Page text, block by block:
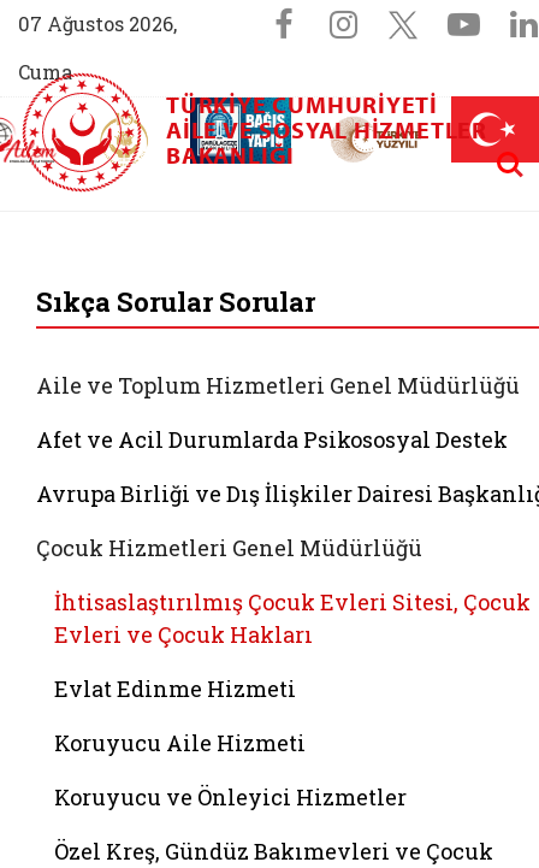
07 Ağustos 2026,
Cuma
Sosyal
Facebook
Instagram
X
Aile (yeni sekmede açılır)
AİLEM İletişim Merkezi (yeni sekmede açılır)
Aile ve Nüfus On Yılı (yeni sekmede açılır)
Darülaceze bağış sayfası (yeni
TÜRKIYE CUMHURIYETI
AILE VE SOSYAL HIZMETLER
BAKANLIĞI
Sıkça Sorular Sorular
Aile ve Toplum Hizmetleri Genel Müdürlüğü
Afet ve Acil Durumlarda Psikososyal Destek
Avrupa Birliği ve Dış İlişkiler Dairesi
Çocuk Hizmetleri Genel Müdürlüğü
İhtisaslaştırılmış Çocuk Evleri Sitesi, Çocuk
Evleri ve Çocuk Hakları
Evlat Edinme Hizmeti
Koruyucu Aile Hizmeti
Koruyucu ve Önleyici Hizmetler
Özel Kreş, Gündüz Bakımevleri ve Çocuk